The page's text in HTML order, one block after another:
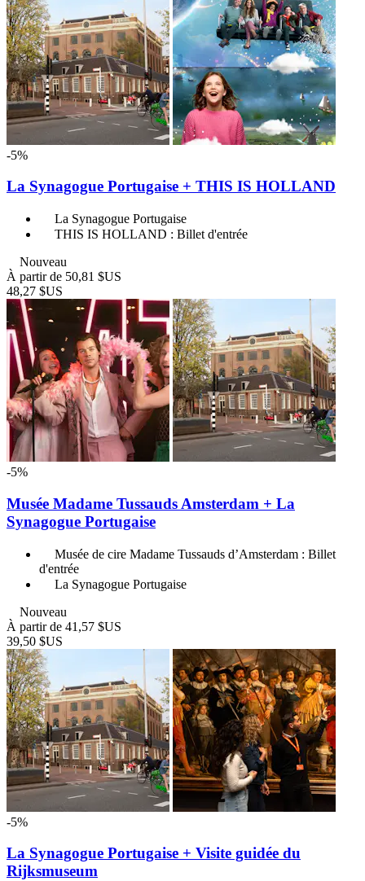
-5%
La Synagogue Portugaise + THIS IS HOLLAND
La Synagogue Portugaise
THIS IS HOLLAND : Billet d'entrée
Nouveau
À partir de 50,81 $US
48,27 $US
-5%
Musée Madame Tussauds Amsterdam + La
Synagogue Portugaise
Musée de cire Madame Tussauds d’Amsterdam : Billet
d'entrée
La Synagogue Portugaise
Nouveau
À partir de 41,57 $US
39,50 $US
-5%
La Synagogue Portugaise + Visite guidée du
Rijksmuseum